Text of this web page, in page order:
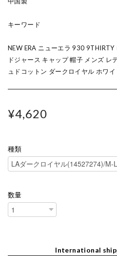
キーワード
NEW ERA ニューエラ 930 9THIRTY
ドジャース キャップ 帽子 メンズ レ
ュドコットン ダークロイヤル ホワ
¥4,620
種類
数量
International